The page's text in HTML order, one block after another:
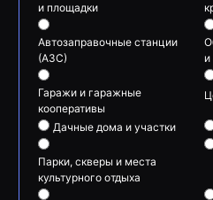
и площадки
Автозаправочные станции
(АЗС)
Гаражи и гаражные
кооперативы
Дачные дома и участки
Парки, скверы и места
культурного отдыха